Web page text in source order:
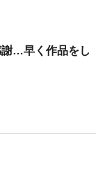
謝…早く作品をし